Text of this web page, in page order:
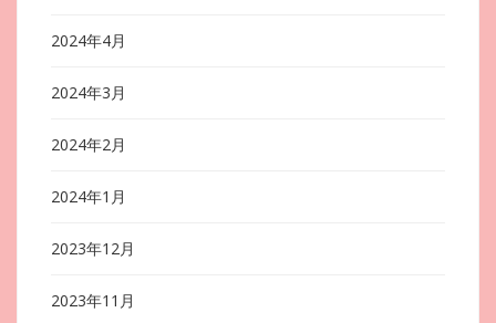
2024年4月
2024年3月
2024年2月
2024年1月
2023年12月
2023年11月